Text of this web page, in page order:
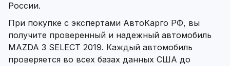
России.
При покупке с экспертами АвтоКарго РФ, вы
получите проверенный и надежный автомобиль
MAZDA 3 SELECT 2019. Каждый автомобиль
проверяется во всех базах данных США до